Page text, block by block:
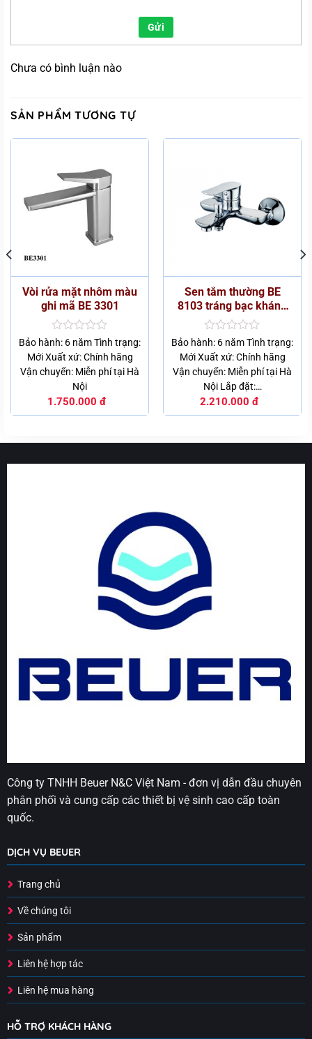
Gửi
Chưa có bình luận nào
SẢN PHẨM TƯƠNG TỰ
Vòi rửa mặt nhôm màu
ghi mã BE 3301
Được
xếp
hạng
0
sao
Bảo hành: 6 năm Tình trạng:
Mới Xuất xứ: Chính hãng
Vận chuyển: Miễn phí tại Hà
Nội
1.750.000 đ
Sen tắm thường BE
8103 tráng bạc kháng
khuẩn Ag+
Được
xếp
hạng
0
5
sao
Bảo hành: 6 năm Tình trạng:
Mới Xuất xứ: Chính hãng
Vận chuyển: Miễn phí tại Hà
Nội Lắp đặt:…
2.210.000 đ
Công ty TNHH Beuer N&C Việt Nam - đơn vị dẫn đầu chuyên
phân phối và cung cấp các thiết bị vệ sinh cao cấp toàn
quốc.
DỊCH VỤ BEUER
Trang chủ
Về chúng tôi
Sản phẩm
Liên hệ hợp tác
Liên hệ mua hàng
HỖ TRỢ KHÁCH HÀNG